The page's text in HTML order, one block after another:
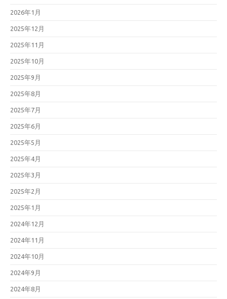
2026年1月
2025年12月
2025年11月
2025年10月
2025年9月
2025年8月
2025年7月
2025年6月
2025年5月
2025年4月
2025年3月
2025年2月
2025年1月
2024年12月
2024年11月
2024年10月
2024年9月
2024年8月